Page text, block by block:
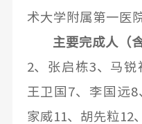
术大学附属第一医
主要完成人（
2、张启栋3、马锐
王卫国7、李国远
家威11、胡先粒12